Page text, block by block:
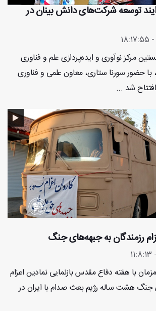
توسعه شرکت‌های دانش بینان در
مرکز نوآوری و ایده‌پردازی علم و فناوری
حضور سورنا ستاری، معاون علمی و فناوری
شد ...
رزمندگان به جبهه‌های جنگ
با هفته دفاع مقدس بازنمایی نمادین اعزام
جنگ هشت ساله رژیم بعث صدام با ایران در